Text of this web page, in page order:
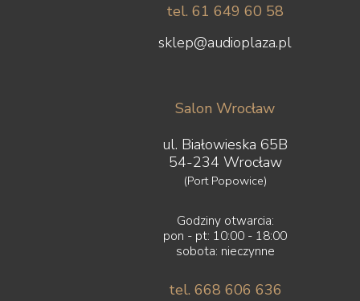
tel. 61 649 60 58
sklep@audioplaza.pl
Salon Wrocław
ul. Białowieska 65B
54-234 Wrocław
(Port Popowice)
Godziny otwarcia:
pon - pt: 10:00 - 18:00
sobota: nieczynne
tel. 668 606 636